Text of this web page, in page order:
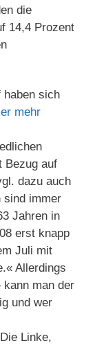
die
14,4 Prozent
haben sich
mehr
Bezug auf
dazu auch
sind immer
Jahren in
erst knapp
Juli mit
Allerdings
kann man der
und wer
Linke,